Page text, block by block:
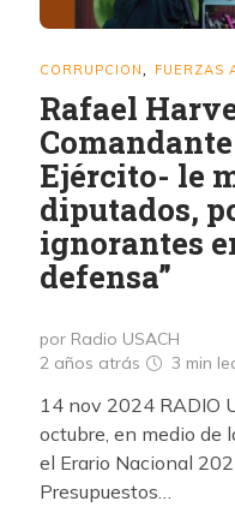
CORRUPCION FUERZAS
Rafael
Ejército- le
diputados,
ignorantes
defensa”
por Radio USACH
2 años atrás
3 min
14 nov 2024 RADIO
octubre, en medio de
el Erario Nacional
Presupuestos…